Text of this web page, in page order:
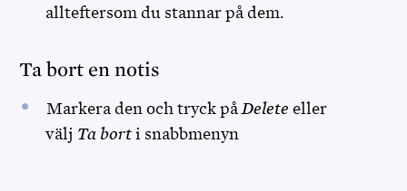
allteftersom du stannar på dem.
Ta bort en notis
Markera den och tryck på Delete eller
välj Ta borti snabbmenyn